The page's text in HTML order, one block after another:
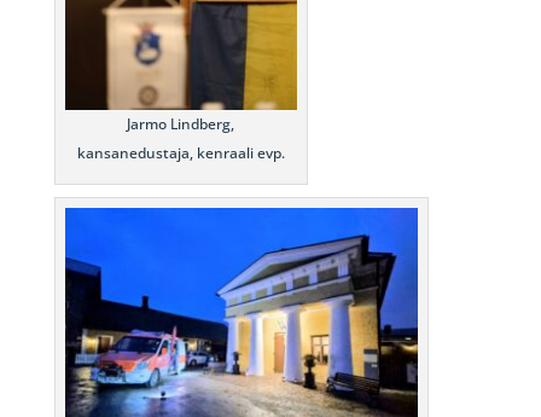
Jarmo Lindberg,
kansanedustaja, kenraali evp.